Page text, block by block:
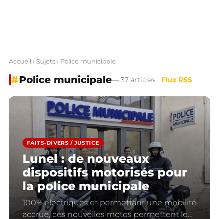
Accueil › Sujets› Police municipale
#Police municipale— 37 articles Flux RSS
FAITS-DIVERS / JUSTICE
Lunel : de nouveaux
dispositifs motorisés pour
la police municipale
100% électriques et permettant une mobilité
accrue, ces nouvelles motos permettent le